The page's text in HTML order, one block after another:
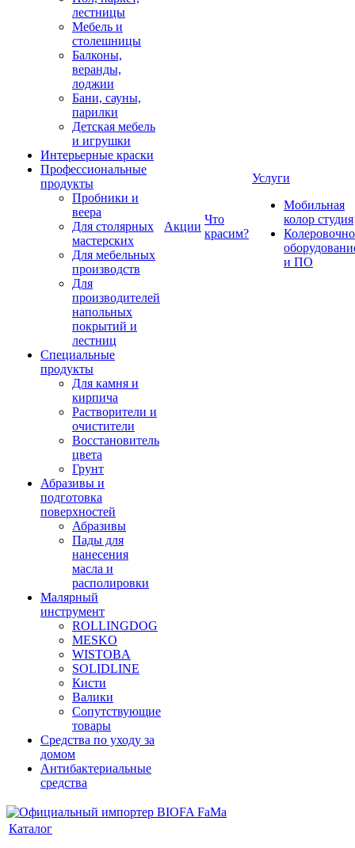
лестницы
Мебель и
столешницы
Балконы,
веранды,
лоджии
Бани, сауны,
парилки
Детская мебель
и игрушки
Интерьерные краски
Профессиональные
продукты
Пробники и
веера
Для столярных
мастерских
Для мебельных
производств
Для
производителей
напольных
покрытий и
лестниц
Специальные
продукты
Для камня и
кирпича
Растворители и
очистители
Восстановитель
цвета
Грунт
Абразивы и
подготовка
поверхностей
Абразивы
Пады для
нанесения
масла и
располировки
Малярный
инструмент
ROLLINGDOG
MESKO
WISTOBA
SOLIDLINE
Кисти
Валики
Сопутствующие
товары
Средства по уходу за
домом
Антибактериальные
средства
Акции
Что
красим?
Услуги
Мобильная
колор студия
и ПО
Каталог